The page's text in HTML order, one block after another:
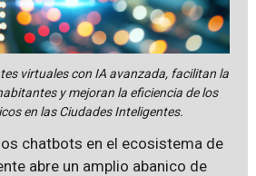
virtuales con IA avanzada, facilitan la
y mejoran la eficiencia de los
en las Ciudades Inteligentes.
chatbots en el ecosistema de
abre un amplio abanico de